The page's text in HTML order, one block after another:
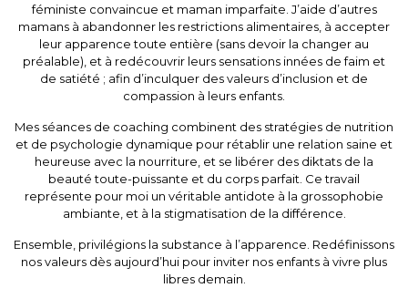
féministe convaincue et maman imparfaite. J’aide d’autres
mamans à abandonner les restrictions alimentaires, à accepter
leur apparence toute entière (sans devoir la changer au
préalable), et à redécouvrir leurs sensations innées de faim et
de satiété ; afin d’inculquer des valeurs d’inclusion et de
compassion à leurs enfants.
Mes séances de coaching combinent des stratégies de nutrition
et de psychologie dynamique pour rétablir une relation saine et
heureuse avec la nourriture, et se libérer des diktats de la
beauté toute-puissante et du corps parfait. Ce travail
représente pour moi un véritable antidote à la grossophobie
ambiante, et à la stigmatisation de la différence.
Ensemble, privilégions la substance à l’apparence. Redéfinissons
nos valeurs dès aujourd’hui pour inviter nos enfants à vivre plus
libres demain.